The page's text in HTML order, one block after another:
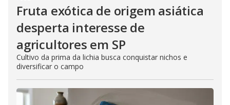
Fruta exótica de origem asiática
desperta interesse de
agricultores em SP
Cultivo da prima da lichia busca conquistar nichos e
diversificar o campo